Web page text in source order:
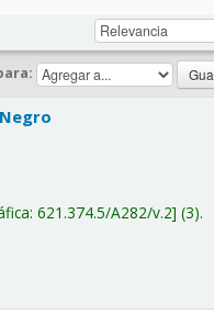
621.374.5/A282/v.2 (3).